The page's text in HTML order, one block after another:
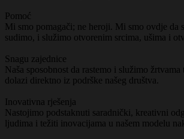
Pomoć
Mi smo pomagači; ne heroji. Mi smo ovdje da
sudimo, i služimo otvorenim srcima, ušima i
Snagu zajednice
Naša sposobnost da rastemo i služimo
dolazi direktno iz podrške našeg društva.
Inovativna rješenja
Nastojimo podstaknuti saradnički, kreativni
ljudima i težiti inovacijama u našem modelu